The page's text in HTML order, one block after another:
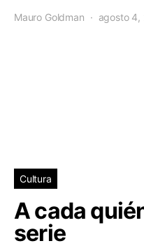
Mauro Goldman agosto 4,
Cultura
A cada
serie